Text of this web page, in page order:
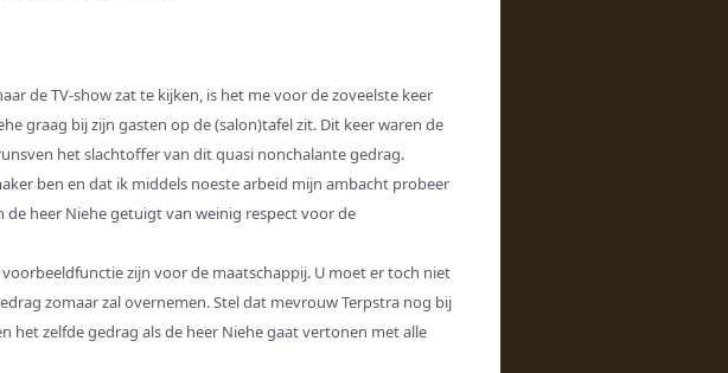
de TV-show zat te kijken, is het me voor de zoveelste keer
graag bij zijn gasten op de (salon)tafel zit. Dit keer waren de
het slachtoffer van dit quasi nonchalante gedrag.
ben en dat ik middels noeste arbeid mijn ambacht probeer
de heer Niehe getuigt van weinig respect voor de
zijn voor de maatschappij. U moet er toch niet
zomaar zal overnemen. Stel dat mevrouw Terpstra nog bij
het zelfde gedrag als de heer Niehe gaat vertonen met alle